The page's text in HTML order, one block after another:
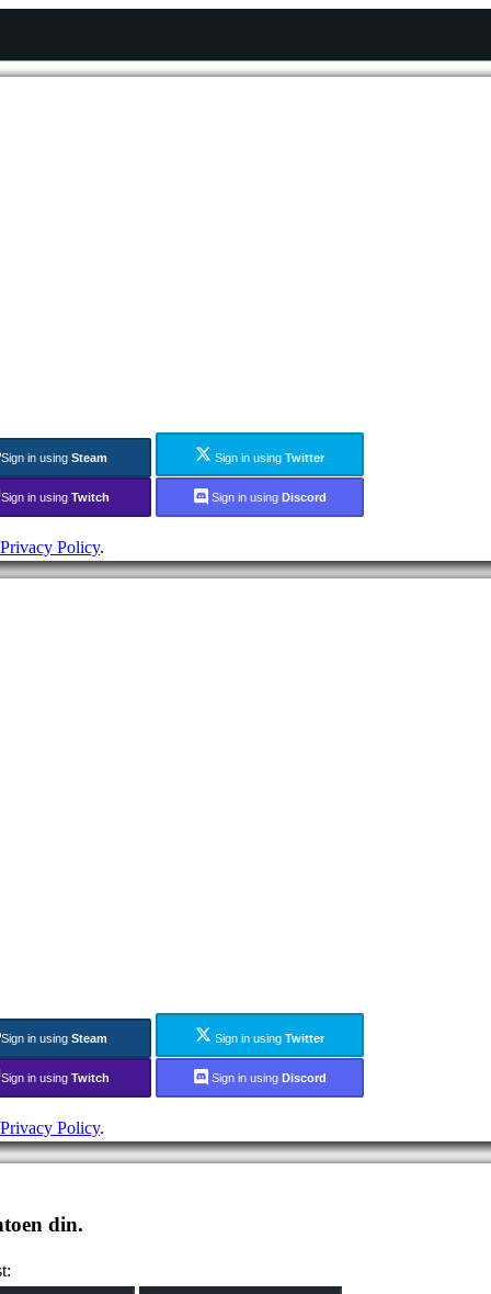
Sign in using Steam Sign in using Twitter
Sign in using Twitch Sign in using Discord
Privacy Policy.
Sign in using Steam Sign in using Twitter
Sign in using Twitch Sign in using Discord
Privacy Policy.
din.